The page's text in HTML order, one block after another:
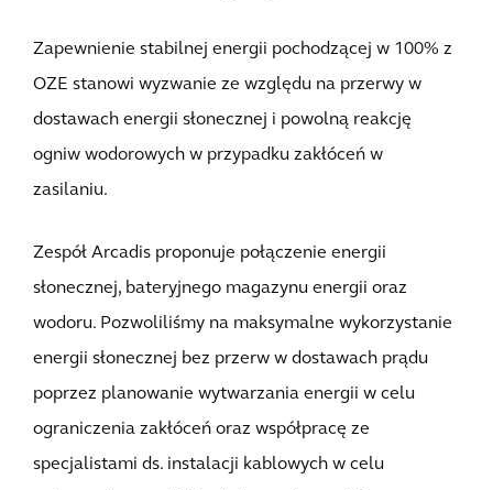
Zapewnienie stabilnej energii pochodzącej w 100% z
OZE stanowi wyzwanie ze względu na przerwy w
dostawach energii słonecznej i powolną reakcję
ogniw wodorowych w przypadku zakłóceń w
zasilaniu.
Zespół Arcadis proponuje połączenie energii
słonecznej, bateryjnego magazynu energii oraz
wodoru. Pozwoliliśmy na maksymalne wykorzystanie
energii słonecznej bez przerw w dostawach prądu
poprzez planowanie wytwarzania energii w celu
ograniczenia zakłóceń oraz współpracę ze
specjalistami ds. instalacji kablowych w celu